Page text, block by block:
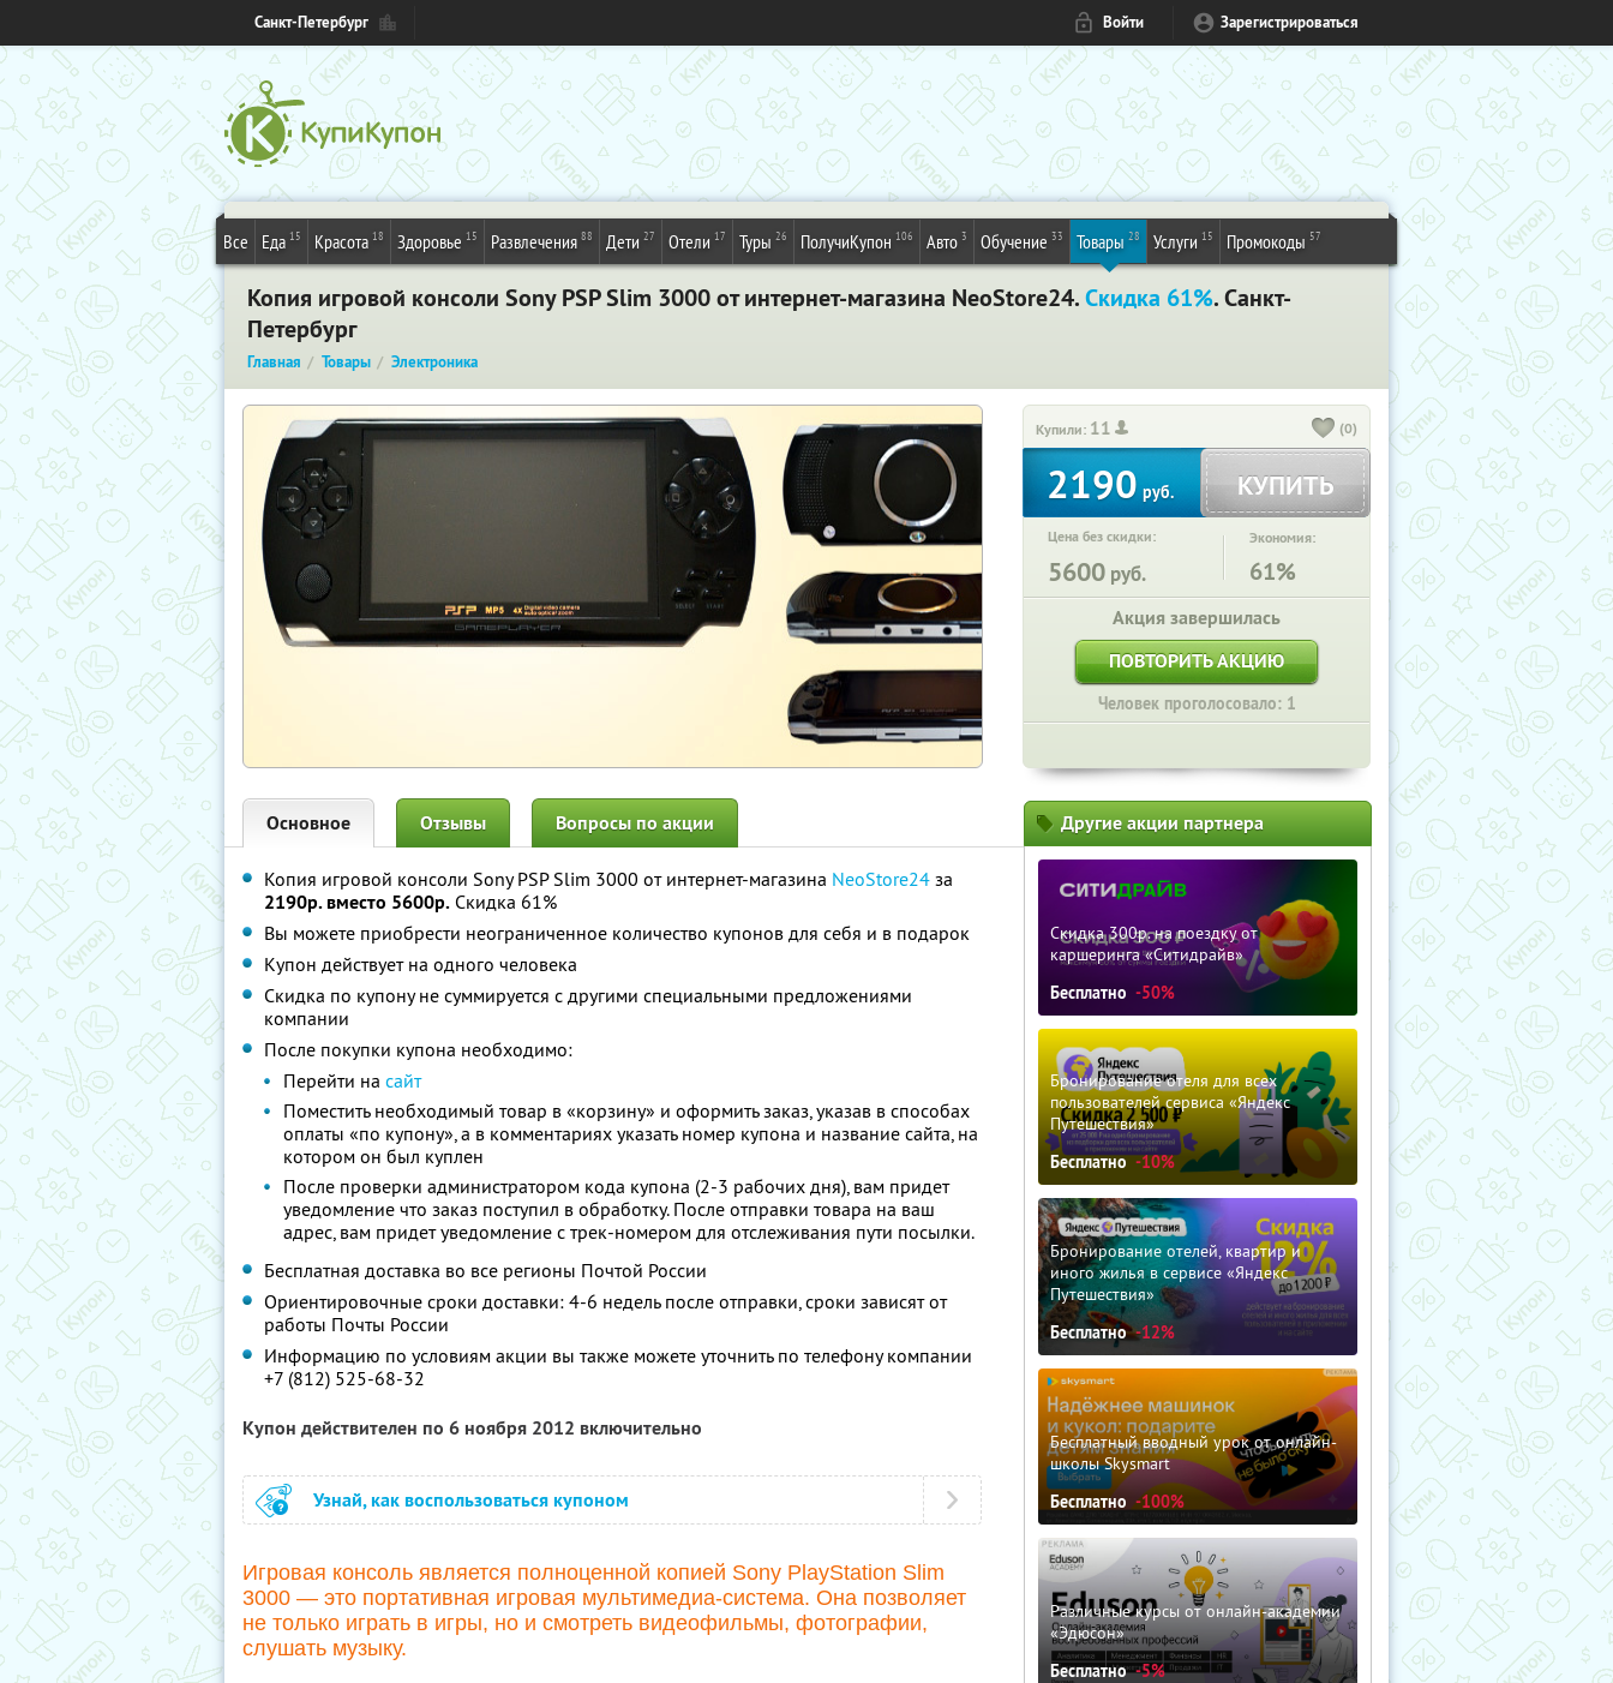
Санкт-Петербург Войти Зарегистрироваться
Все Еда 15 Красота 18 Здоровье 15 Развлечения 88 Дети 27 Отели 17 Туры 26 ПолучиКупон 106 Авто 3 Обучение 33 Товары 28 Услуги 15 Промокоды 57
Копия игровой консоли Sony PSP Slim 3000 от интернет-магазина NeoStore24.Скидка 61%. Санкт-
Петербург
Главная Товары Электроника
Купили: 11 (0)
2190руб. КУПИТЬ
Цена без скидки:
5600 руб.
Экономия:
61%
Акция завершилась
ПОВТОРИТЬ АКЦИЮ
Человек проголосовало: 1
Основное Отзывы Вопросы по акции
Копия игровой консоли Sony PSP Slim 3000 от интернет-магазина NeoStore24 за
2190р. вместо 5600р. Скидка 61%
Вы можете приобрести неограниченное количество купонов для себя и в подарок
Купон действует на одного человека
Скидка по купону не суммируется с другими специальными предложениями
компании
После покупки купона необходимо:
Перейти на сайт
Поместить необходимый товар в «корзину» и оформить заказ, указав в способах
оплаты «по купону», а в комментариях указать номер купона и название сайта, на
котором он был куплен
После проверки администратором кода купона (2-3 рабочих дня), вам придет
уведомление что заказ поступил в обработку. После отправки товара на ваш
адрес, вам придет уведомление с трек-номером для отслеживания пути посылки.
Бесплатная доставка во все регионы Почтой России
Ориентировочные сроки доставки: 4-6 недель после отправки, сроки зависят от
работы Почты России
Информацию по условиям акции вы также можете уточнить по телефону компании
+7 (812) 525-68-32
Купон действителен по 6 ноября 2012 включительно
Узнай, как воспользоваться купоном
Игровая консоль является полноценной копией Sony PlayStation Slim
3000 — это портативная игровая мультимедиа-система. Она позволяет
не только играть в игры, но и смотреть видеофильмы, фотографии,
слушать музыку.
Другие акции партнера
Скидка 300р. на поездку от
каршеринга «Ситидрайв»
Бесплатно -50%
Бронирование отеля для всех
пользователей сервиса «Яндекс
Путешествия»
Бесплатно -10%
Бронирование отелей, квартир и
иного жилья в сервисе «Яндекс
Путешествия»
Бесплатно -12%
Бесплатный вводный урок от онлайн-
школы Skysmart
Бесплатно -100%
Различные курсы от онлайн-академии
«Эдюсон»
Бесплатно -5%